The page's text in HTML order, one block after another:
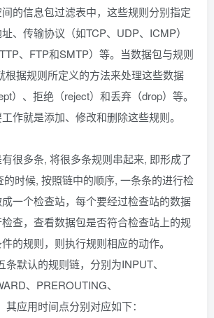
的信息包过滤表中，这些规则分别指定
、传输协议（如TCP、UDP、ICMP）
、FTP和SMTP）等。当数据包与规则
根据规则所定义的方法来处理这些数据
）、拒绝（reject）和丢弃（drop）等。
作就是添加、修改和删除这些规则。
有很多条, 将很多条规则串起来, 即形成了
的时候, 按照链中的顺序, 一条条的进行检
一个检查站，每个要经过检查站的数据
查，查看数据包是否符合检查站上的规
的规则，则执行规则相应的动作。
条默认的规则链，分别为INPUT、
、PREROUTING、
应用时间点分别对应如下：